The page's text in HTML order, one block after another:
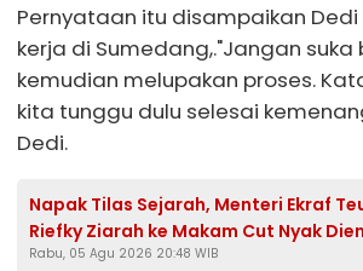
Pernyataan itu disampaikan
kerja di Sumedang,."Jangan suka
kemudian melupakan proses.
kita tunggu dulu selesai
Dedi.
Napak Tilas Sejarah, Menteri Ekraf
Riefky Ziarah ke Makam Cut Nyak
Sumedang
Rabu, 05 Agu 2026 20:48 WIB